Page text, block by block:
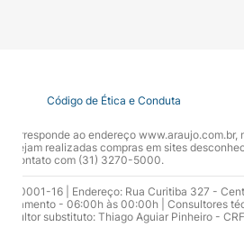
19 Código de Ética e Conduta
corresponde ao endereço
sejam realizadas compras em sites
contato com (31) 3270-5000.
16 | Endereço: Rua Curitiba 327 -
- 06:00h às 00:00h | Consultores
substituto: Thiago Aguiar Pinheiro -